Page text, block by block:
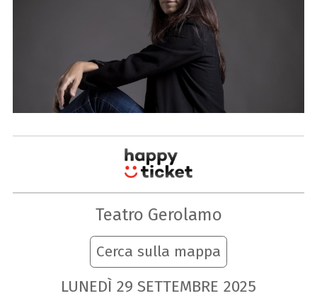
Teatro Gerolamo
Cerca sulla mappa
LUNEDÌ 29 SETTEMBRE 2025